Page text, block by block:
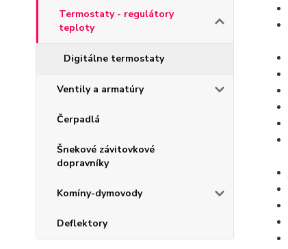
Termostaty - regulátory
teploty
Digitálne termostaty
Ventily a armatúry
Čerpadlá
Šnekové závitovkové
dopravníky
Komíny-dymovody
Deflektory